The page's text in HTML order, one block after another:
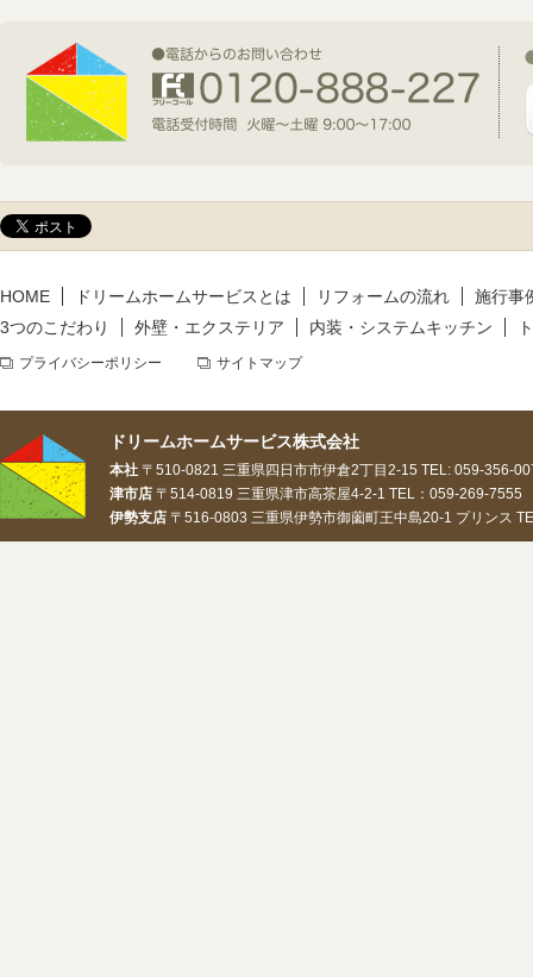
新規着工情報
2026年5月14日(木)
新規着工情報
HOME ドリームホームサービスとは リフォームの流れ
施行事
3つのこだわり
外壁・エクステリア 内装・システムキッチン
プライバシーポリシー サイトマップ
ドリームホームサービス株式会社
本社 〒510-0821 三重県四日市市伊倉2丁目2-15 TEL: 059-356-
津市店 〒514-0819 三重県津市高茶屋4-2-1 TEL：059-269-
伊勢支店 〒516-0803 三重県伊勢市御薗町王中島20-1 プリンス